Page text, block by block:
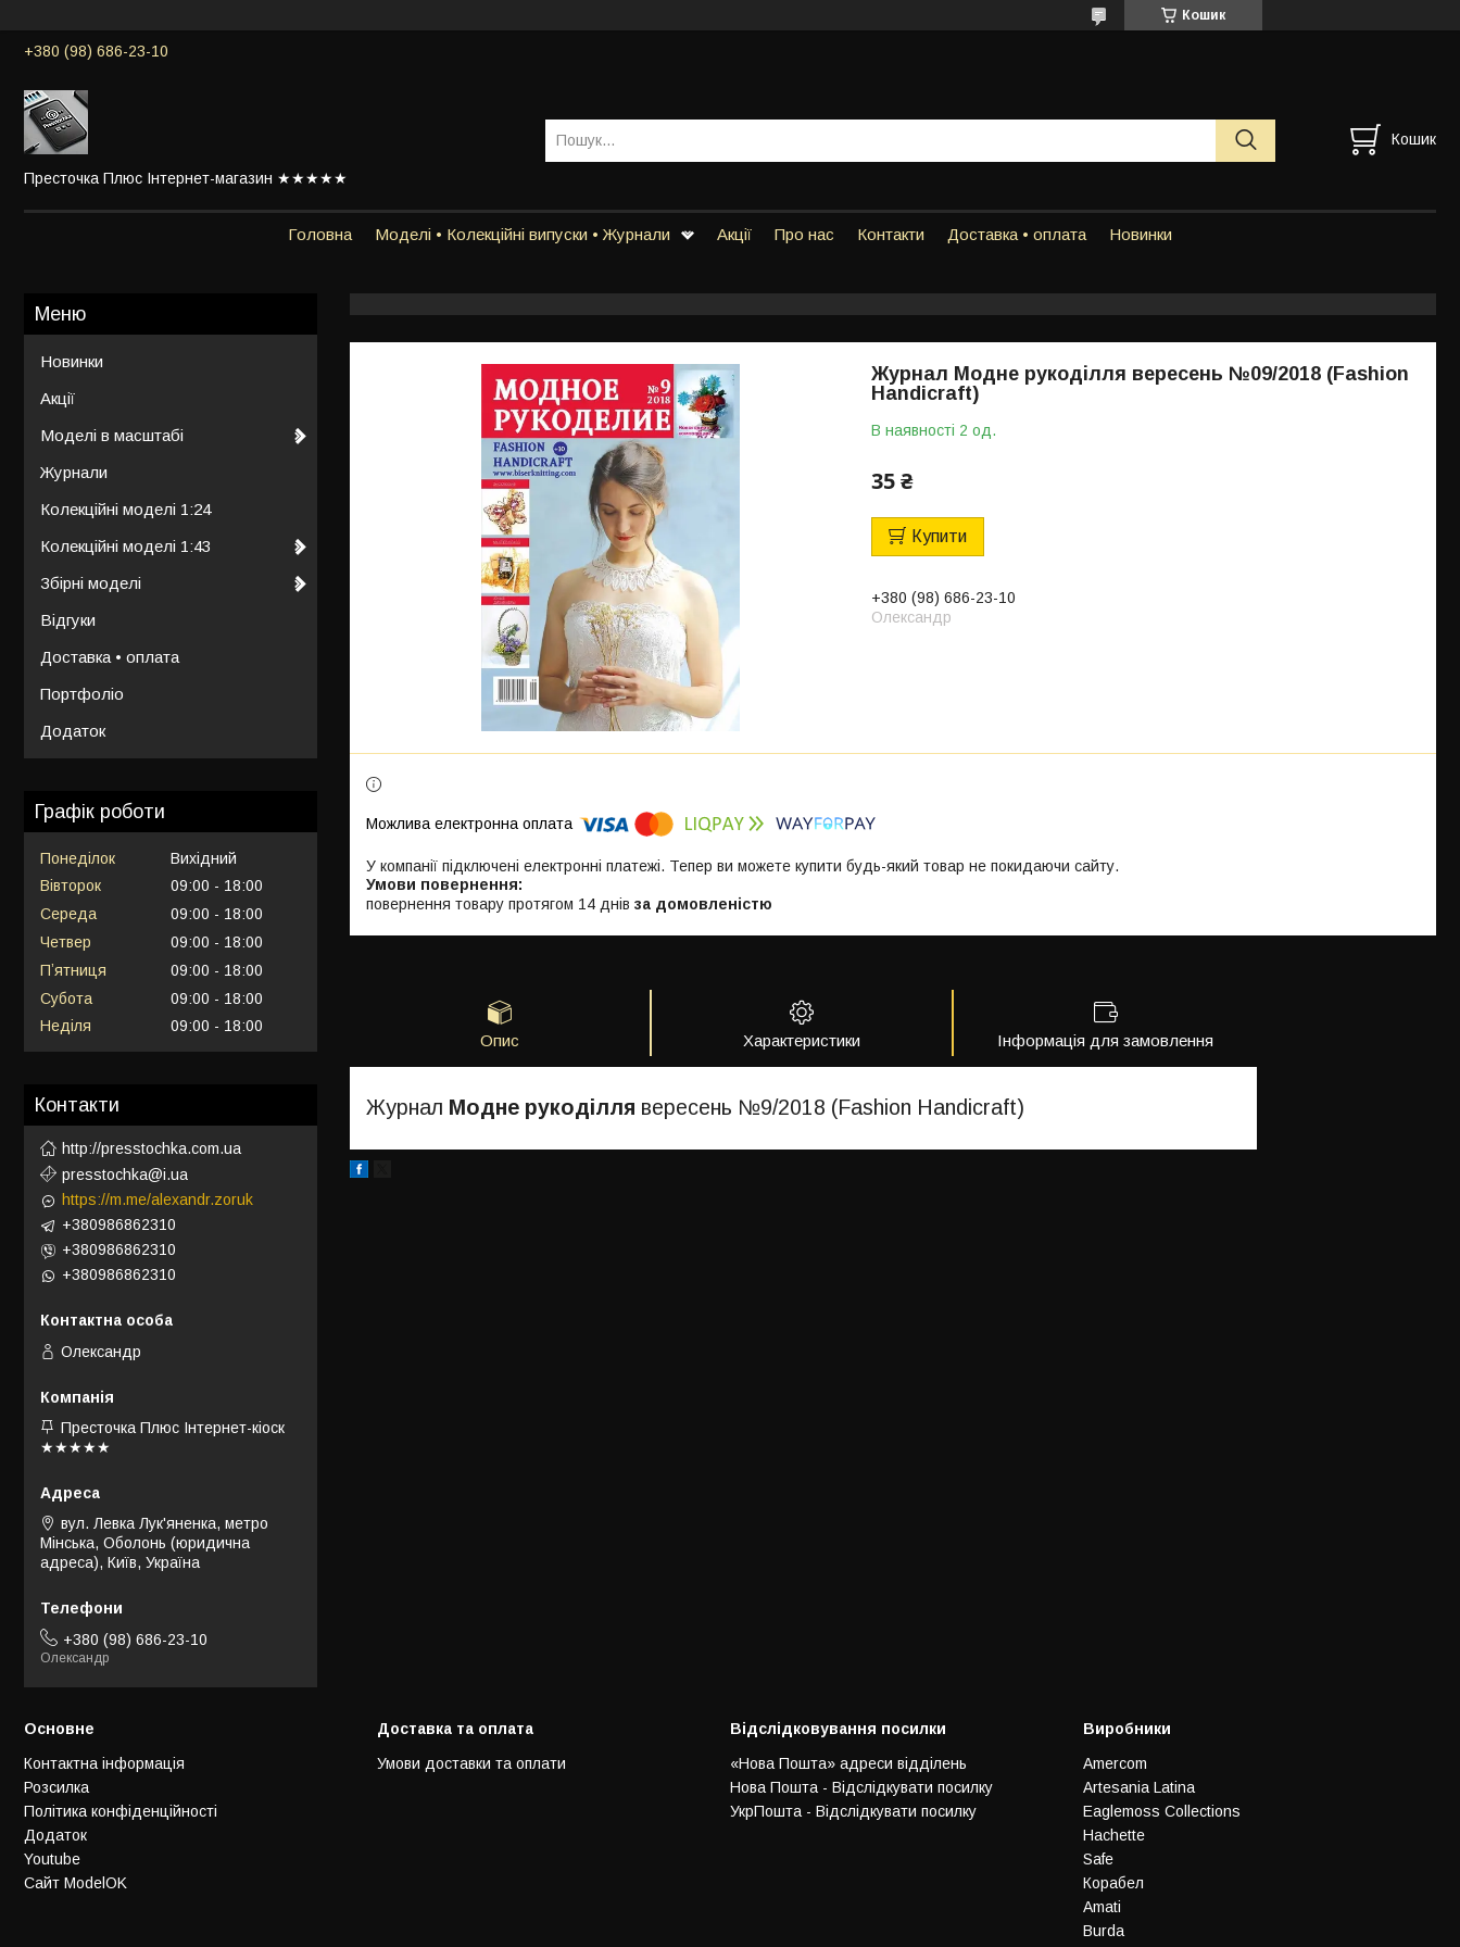
Кошик
+380 (98) 686-23-10
Престочка Плюс Інтернет-магазин ★★★★★
Кошик
Головна Моделі • Колекційні випуски • Журнали Акції Про нас Контакти Доставка • оплата Новинки
Журнал Модне рукоділля вересень №09/2018 (Fashion
Handicraft)
В наявності 2 од.
35 ₴
Купити
+380 (98) 686-23-10
Олександр
У компанії підключені електронні платежі. Тепер ви можете купити будь-який товар не покидаючи сайту.
повернення товару протягом 14 днів за домовленістю
Опис Характеристики Інформація для замовлення
Журнал Модне рукоділля вересень №9/2018 (Fashion Handicraft)
Новинки
Акції
Моделі в масштабі
Журнали
Колекційні моделі 1:24
Колекційні моделі 1:43
Збірні моделі
Відгуки
Доставка • оплата
Портфоліо
Додаток
Графік роботи
Понеділок
Вихідний
Вівторок
09:00
18:00
Середа
09:00
18:00
Четвер
09:00
18:00
Пʼятниця
09:00
18:00
Субота
09:00
18:00
Неділя
09:00 18:00
Контакти
http://presstochka.com.ua
presstochka@i.ua
https://m.me/alexandr.zoruk
+380986862310
+380986862310
+380986862310
Олександр
Престочка Плюс Інтернет-кіоск
★★★★★
вул. Левка Лук'яненка, метро
Мінська, Оболонь (юридична
адреса), Київ, Україна
+380 (98) 686-23-10
Олександр
Основне
Контактна інформація
Розсилка
Політика конфіденційності
Додаток
Youtube
Сайт ModelOK
Доставка та оплата
Умови доставки та оплати
Відслідковування посилки
«Нова Пошта» адреси відділень
Нова Пошта - Відслідкувати посилку
УкрПошта - Відслідкувати посилку
Виробники
Amercom
Artesania Latina
Eaglemoss Collections
Hachette
Safe
Корабел
Amati
Burda